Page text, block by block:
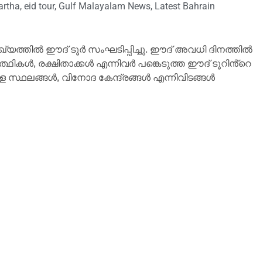
, eid tour, Gulf Malayalam News, Latest Bahrain
ഈദ് ടൂർ സംഘടിപ്പിച്ചു. ഈദ് അവധി ദിനത്തിൽ
രക്ഷിതാക്കൾ എന്നിവർ പങ്കെടുത്ത ഈദ് ടൂറിൻ്റെ
വിനോദ കേന്ദ്രങ്ങൾ എന്നിവിടങ്ങൾ